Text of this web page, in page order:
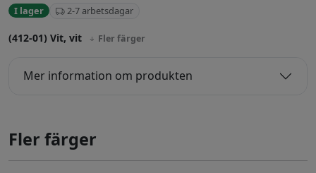
I lager 2-7 arbetsdagar
(412-01) Vit, vit Fler färger
Mer information om produkten
Fler färger